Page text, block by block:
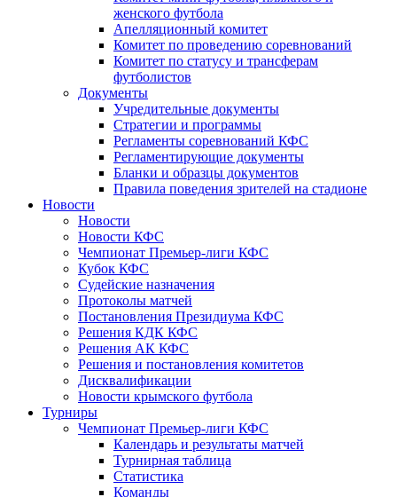
женского футбола
Апелляционный комитет
Комитет по проведению соревнований
Комитет по статусу и трансферам
футболистов
Документы
Учредительные документы
Стратегии и программы
Регламенты соревнований КФС
Регламентирующие документы
Бланки и образцы документов
Правила поведения зрителей на стадионе
Новости
Новости
Новости КФС
Чемпионат Премьер-лиги КФС
Кубок КФС
Судейские назначения
Протоколы матчей
Постановления Президиума КФС
Решения КДК КФС
Решения АК КФС
Решения и постановления комитетов
Дисквалификации
Новости крымского футбола
Турниры
Чемпионат Премьер-лиги КФС
Календарь и результаты матчей
Турнирная таблица
Статистика
Команды